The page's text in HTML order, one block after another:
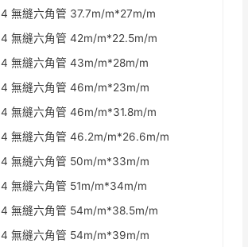
無縫六角管 37.7m/m*27m/m
無縫六角管 42m/m*22.5m/m
無縫六角管 43m/m*28m/m
無縫六角管 46m/m*23m/m
無縫六角管 46m/m*31.8m/m
無縫六角管 46.2m/m*26.6m/m
無縫六角管 50m/m*33m/m
無縫六角管 51m/m*34m/m
無縫六角管 54m/m*38.5m/m
無縫六角管 54m/m*39m/m